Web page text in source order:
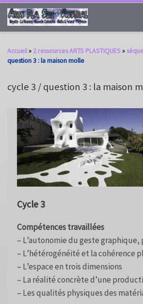
Passer au contenu
Accueil» 2 ressources ARTS PLASTIQUES»
question 3 : la maison molle
cycle 3 / question 3 : la maison
Cycle 3
Compétences travaillées
– L’autonomie du geste
– L’hétérogénéité et la cohérence
– L’espace en trois dimensions
– La réalité concrète d’une
– Les qualités physiques des